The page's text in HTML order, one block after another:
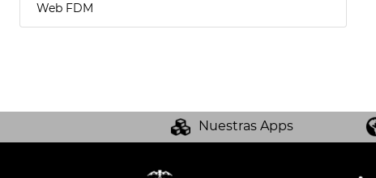
Web FDM
Nuestras Apps